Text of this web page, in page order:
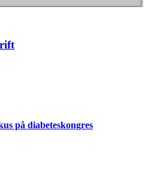
på diabeteskongres